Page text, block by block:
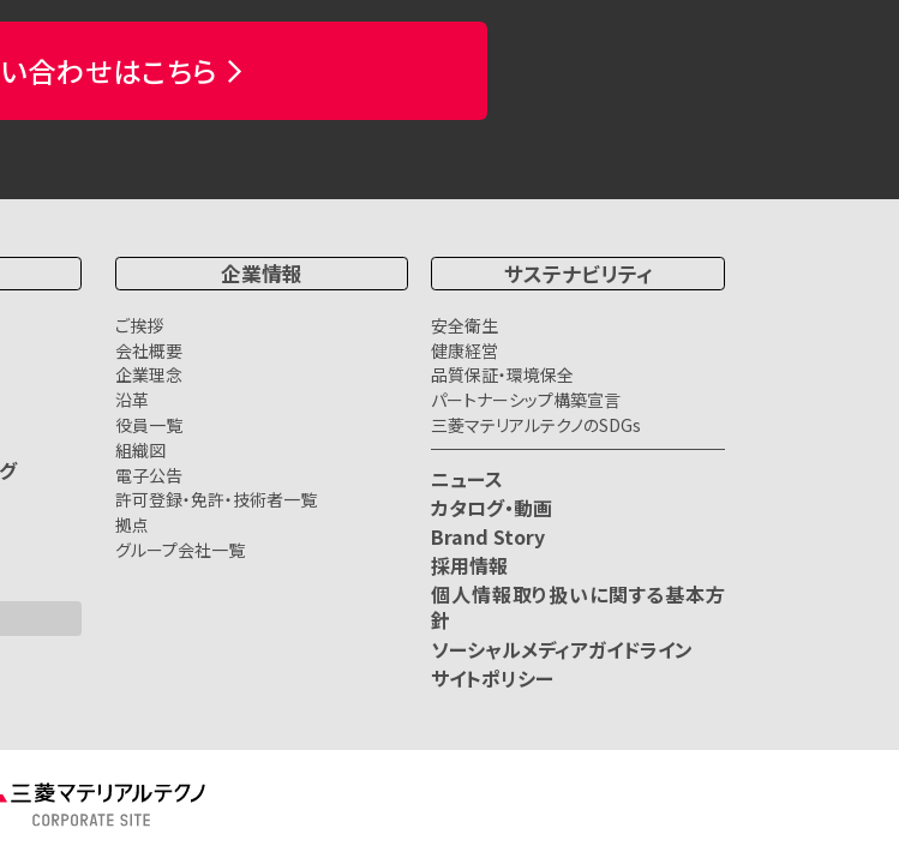
合わせはこちら
企業情報
ご挨拶
会社概要
企業理念
沿革
役員一覧
組織図
電子公告
許可登録・免許・技術者一覧
拠点
グループ会社一覧
サステナビリティ
安全衛生
健康経営
品質保証・環境保全
パートナーシップ構築宣言
三菱マテリアルテクノのSDGs
ニュース
カタログ・動画
Brand Story
採用情報
個人情報取り扱いに関する基本方
針
ソーシャルメディアガイドライン
サイトポリシー